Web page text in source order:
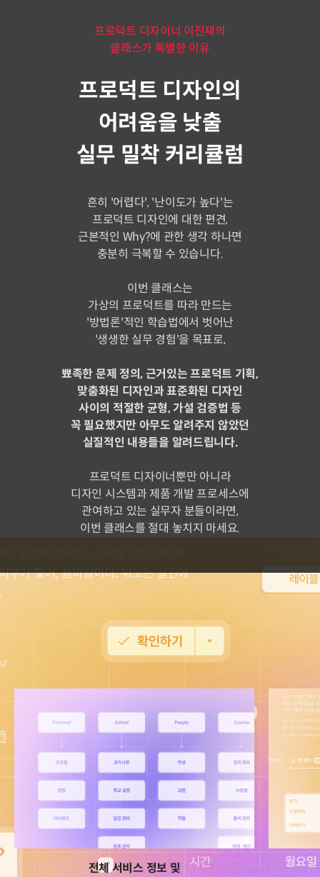
프로덕트 디자이너 이진재의
클래스가 특별한 이유
프로덕트 디자인의
어려움을 낮출
실무 밀착 커리큘럼
흔히 '어렵다', '난이도가 높다'는
프로덕트 디자인에 대한 편견,
근본적인 Why?에 관한 생각 하나면
충분히 극복할 수 있습니다.
이번 클래스는
가상의 프로덕트를 따라 만드는
'방법론'적인 학습법에서 벗어난
'생생한 실무 경험'을 목표로,
뾰족한 문제 정의, 근거있는 프로덕트 기획,
맞춤화된 디자인과 표준화된 디자인
사이의 적절한 균형, 가설 검증법 등
꼭 필요했지만 아무도 알려주지 않았던
실질적인 내용들을 알려드립니다.
프로덕트 디자이너뿐만 아니라
디자인 시스템과 제품 개발 프로세스에
관여하고 있는 실무자 분들이라면,
이번 클래스를 절대 놓치지 마세요.
하나의 프로덕트를
0에서 1까지 직접 만들어 봅니다.
전체 서비스 정보 및